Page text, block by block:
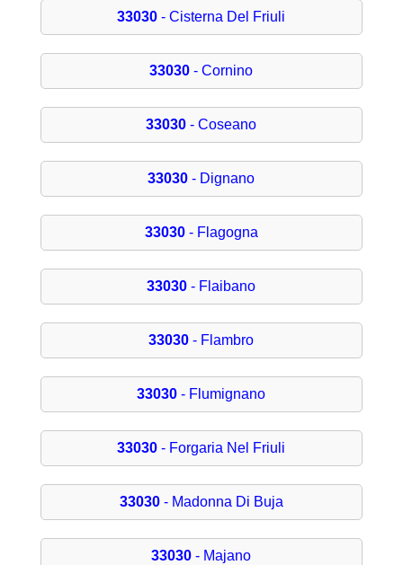
33030 - Cisterna Del Friuli
33030 - Cornino
33030 - Coseano
33030 - Dignano
33030- Flagogna
33030 - Flaibano
33030 - Flambro
33030 - Flumignano
33030 - Forgaria Nel Friuli
33030- Madonna Di Buja
33030 - Majano